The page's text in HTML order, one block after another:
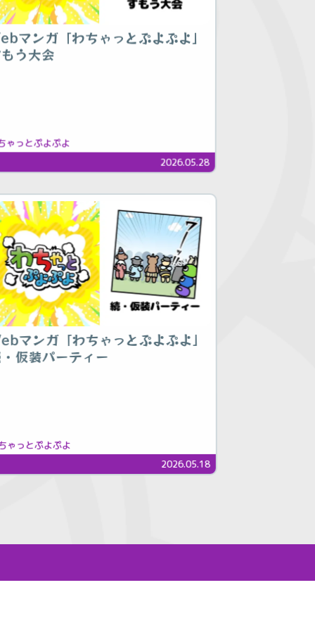
マンガ「わちゃっとぷよぷよ」
う大会
ゃっとぷよぷよ
2026.05.28
マンガ「わちゃっとぷよぷよ」
仮装パーティー
ゃっとぷよぷよ
2026.05.18